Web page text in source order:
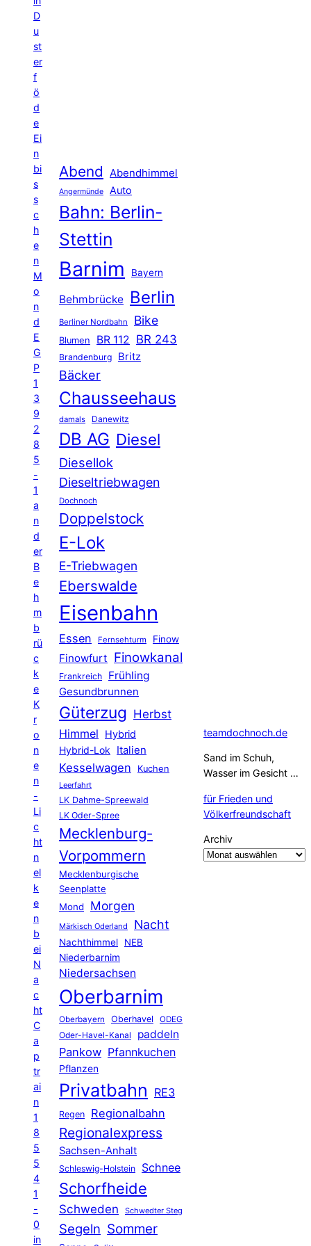
D
u
st
er
f
ö
d
e
Ei
n
bi
s
s
c
h
e
n
M
o
n
d
E
G
P
1
3
9
2
8
5
-
1
a
n
d
er
B
e
h
m
b
rü
c
k
e
K
r
o
n
e
n
-
Li
c
ht
n
el
k
e
n
b
ei
N
a
c
ht
C
a
p
tr
ai
n
1
8
5
5
4
1
-
0
in
Abend Abendhimmel
Angermünde Auto
Bahn: Berlin-
Stettin
Barnim Bayern
Behmbrücke Berlin
Berliner Nordbahn Bike
Blumen BR 112 BR 243
Brandenburg Britz
Bäcker
Chausseehaus
damals Danewitz
DB AG Diesel
Diesellok
Dieseltriebwagen
Dochnoch
Doppelstock
E-Lok
E-Triebwagen
Eberswalde
Eisenbahn
Essen Fernsehturm Finow
Finowfurt Finowkanal
Frankreich Frühling
Gesundbrunnen
Güterzug Herbst
Himmel
Hybrid
Hybrid-Lok Italien
Kesselwagen Kuchen
Leerfahrt
LK Dahme-Spreewald
LK Oder-Spree
Mecklenburg-
Vorpommern
Mecklenburgische
Seenplatte
Mond
Morgen
Märkisch Oderland Nacht
Nachthimmel
NEB
Niederbarnim
Niedersachsen
Oberbarnim
Oberbayern Oberhavel ODEG
Oder-Havel-Kanal paddeln
Pankow Pfannkuchen
Pflanzen
Privatbahn RE3
Regen Regionalbahn
Regionalexpress
Sachsen-Anhalt
Schleswig-Holstein Schnee
Schorfheide
Schweden Schwedter Steg
Segeln Sommer
teamdochnoch.de
Sand im Schuh,
Wasser im Gesicht …
für Frieden und
Völkerfreundschaft
Archiv